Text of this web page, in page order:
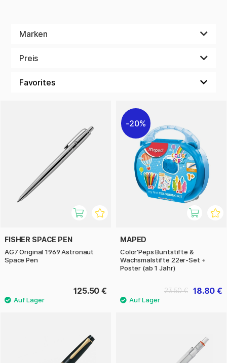
Marken
Preis
FISHER SPACE PEN
AG7 Original 1969 Astronaut
Space Pen
125.50 €
20%
MAPED
Color'Peps Buntstifte &
Wachsmalstifte 22er-Set +
Poster (ab 1 Jahr)
18.80 €
23.50 €